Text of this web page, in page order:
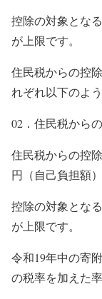
控除の対象とな
が上限です。
住民税からの控
れぞれ以下のよ
02．住民税から
住民税からの控
円（自己負担額
控除の対象とな
が上限です。
令和19年中の寄
の税率を加えた